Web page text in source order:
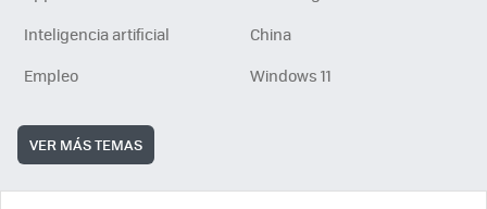
Inteligencia artificial
China
Empleo
Windows 11
VER MÁS TEMAS